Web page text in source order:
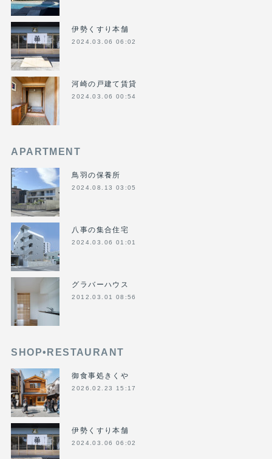
伊勢くすり本舗
2024.03.06 06:02
河崎の戸建て賃貸
2024.03.06 00:54
APARTMENT
鳥羽の保養所
2024.08.13 03:05
八事の集合住宅
2024.03.06 01:01
グラバーハウス
2012.03.01 08:56
SHOP•RESTAURANT
御食事処きくや
2026.02.23 15:17
伊勢くすり本舗
2024.03.06 06:02